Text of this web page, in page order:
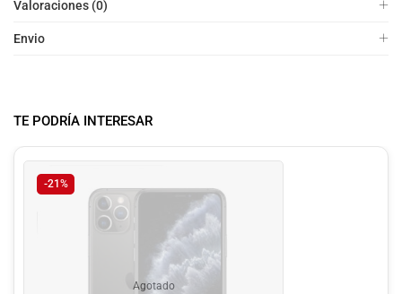
Valoraciones (0)
Envio
TE PODRÍA INTERESAR
-21%
Agotado